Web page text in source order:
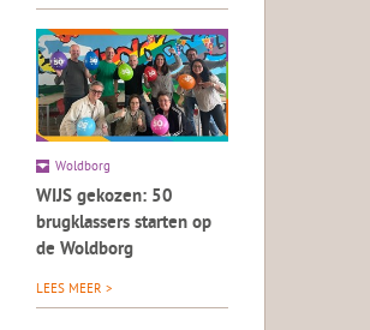
Woldborg
WIJS gekozen: 50
brugklassers starten op
de Woldborg
LEES MEER >